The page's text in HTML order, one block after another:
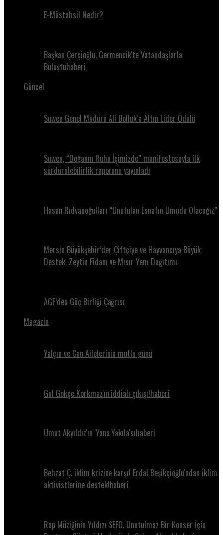
E-Müstahsil Nedir?
Başkan Çerçioğlu, Germencik'te Vatandaşlarla
Buluştuhaberi
Güncel
Suwen Genel Müdürü Ali Bolluk’a Altın Lider Ödülü
Suwen, “Doğanın Ruhu İçimizde” manifestosuyla ilk
sürdürülebilirlik raporunu yayınladı
Hasan Rıdvanoğulları “Unutulan Esnafın Umudu Olacağız”
Mersin Büyükşehir’den Çiftçiye ve Hayvancıya Büyük
Destek: Zeytin Fidanı ve Mısır Yem Dağıtımı
AGF’den Güç Birliği Çağrısı
Magazin
Yalçın ve Can Ailelerinin mutlu günü
Gül Gökçe Korkmaz'ın iddialı çıkışı!haberi
Umut Akyıldız'ın 'Yana Yakıla'sıhaberi
Behzat Ç. iklim krizine karşı! Erdal Beşikçioğlu'ndan iklim
aktivistlerine destek!haberi
Rap Müziğinin Yıldızı SEFO, Unutulmaz Bir Konser İçin